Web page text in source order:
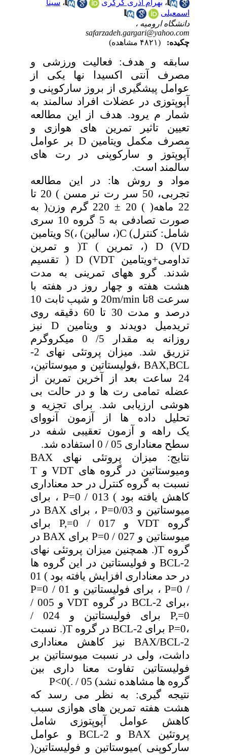
، بهرام آذری گرگری ، سینا
اسمعیلی
دانشگاه ارومیه ،
safarzadeh.gargari@yahoo.com
چکیده:
سابقه و هدف: فعالیت ورزشی و
مصرف آنتی اکسیدا نها یکی از
عوامل پیشگیری از بروز سارکوپنی و
آپوپتوزی در عضلات افراد سالمند به
شمار م یرود. هدف از این مطالعه
تعیین تاثیر تمرین های هوازی و
مصرف مکمل ویتامین D بر عوامل
آپوپتوز و سارکوپنی در رت های
سالمند است.
مواد و روش ها: در این مطالعه
تجربی، 50 سر رت نر مسن ) 20 تا
22 ماهه( ) 20 ± 220 گرم وزن( به
صورت تصادفی به 5 گروه 10 سری
شامل: کنترل) C(، سالین) ،)S ویتامین
D (VD (، تمرین ) T( و تمرین
تداومی+ویتامین D (VDT ( تقسیم
شدند. گرو ههای تمرینی به مدت
هشت هفته و چهار روز در هفته با
سرعت 8تا 20m/min و شیب ثابت 10
درصد و مدت 30 تا 60 دقیقه روی
تریدمیل دویدند و ویتامین D نیز
روزانه به مقدار 5/ 0 میکروگرم
تزریق شد. میزان پروتئی نهای 2-
BAX,BCL ،فولیستاتین و میوستاتین،
24 ساعت بعد از آخرین تمرین از
عضله تمامی رت ها و در حالت بی
هوشی ارزیابی شد. برای تجزیه و
تحلیل داده ها از آزمون آنووای
یک راهه و آزمون تعقیبی شفه در
سطح معناداری 05 / 0 استفاده شد.
نتایج: میزان پروتئی نهای BAX
ومیوستاتین در گروه های VDT و T
نسبت به گروه کنترل در حد معناداری
کاهش یافته بود ) 013 / P=0 ، برای
میوستاتین و P=0/03 ، برای BAX در
گروه VDT و 017 / P,=0 برای
میوستاتین و 027 / P=0 برای BAX در
گروه T(. همچنین میزان پروتئی نهای
2-BCL و فولیستاتین در این گروه ها
در حد معناداری افزایش یافته بود ) 01
/ P=0 ، برای فولیستاتین و 01 / P=0
،برای 2-BCL در گروه VDT و 005 /
P,=0 برای فولیستاتین و 024 /
،P=0 برای 2-BCL در گروه T(. نسبت
2-BAX/BCL نیز کاهش معناداری
داشت، ولی در نسبت میوستاتین بر
فولیستاتین تفاوت معنا داری بین
گروه ها مشاهده نشد) 05 / .)P<0
نتیجه گیری: به نظر می رسد که
هشت هفته تمرین های هوازی سبب
کاهش عوامل آپوپتوزی شامل
پروتئین BAX و 2-BCL و عوامل
سارکوپنی )میوستاتین و فولیستاتین(